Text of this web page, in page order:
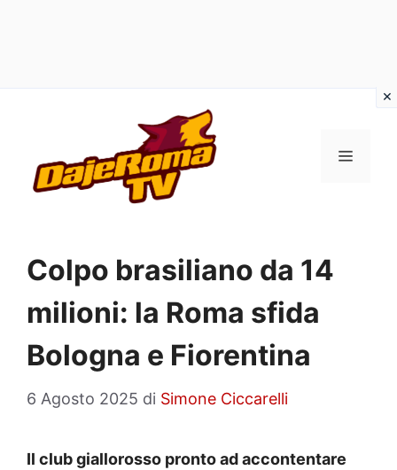
contenuto
MENU
Colpo brasiliano da 14
milioni: la Roma sfida
Bologna e Fiorentina
6 Agosto 2025 di Simone Ciccarelli
Il club giallorosso pronto ad accontentare